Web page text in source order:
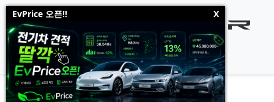
EvPrice 오픈!! X